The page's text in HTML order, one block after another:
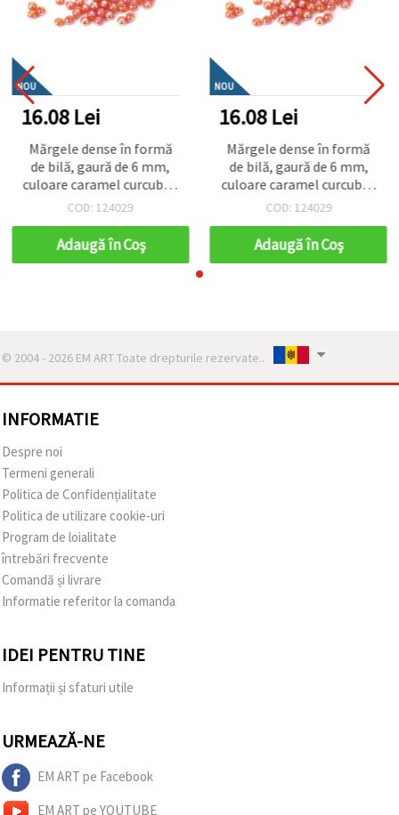
NOU
16.08 Lei
Mărgele dense în formă
de bilă, gaură de 6 mm,
culoare caramel curcubeu
- 20 grame ~ 190 bucăți
COD: 124029
Adaugă în Coş
NOU
16.08 Lei
Mărgele dense în formă
de bilă, gaură de 6 mm,
culoare caramel curcubeu
- 20 grame ~ 190 bucăți
COD: 124029
Adaugă în Coş
© 2004 - 2026 EM ART Toate drepturile rezervate..
INFORMATIE
Despre noi
Termeni generali
Politica de Confidențialitate
Politica de utilizare cookie-uri
Program de loialitate
întrebări frecvente
Comandă și livrare
Informatie referitor la comanda
IDEI PENTRU TINE
Informații și sfaturi utile
URMEAZĂ-NE
EM ART pe Facebook
EM ART pe YOUTUBE